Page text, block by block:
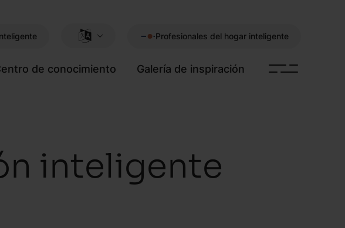
Profesionales del hogar inteligente
de conocimiento Galería de inspiración
inteligente